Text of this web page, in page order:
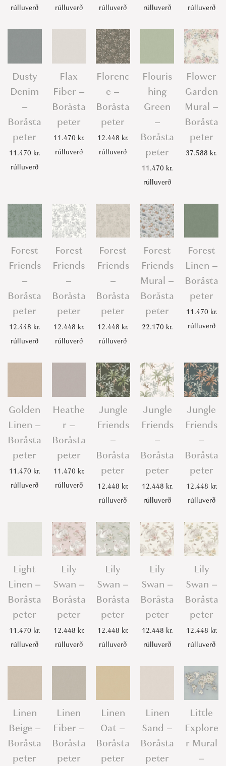
y
rúlluverð rúlluverð rúlluverð rúlluverð rúlluverð
Dusty
Denim
–
Boråsta
peter
11.470 kr.
rúlluverð
Flax
Fiber –
Boråsta
peter
11.470 kr.
rúlluverð
Florenc
e –
Boråsta
peter
12.448 kr.
rúlluverð
Flouris
hing
Green
–
Boråsta
peter
11.470 kr.
rúlluverð
Flower
Garden
Mural –
Boråsta
peter
37.588 kr.
Forest
Friends
–
Boråsta
peter
12.448 kr.
rúlluverð
Forest
Friends
–
Boråsta
peter
12.448 kr.
rúlluverð
Forest
Friends
–
Boråsta
peter
12.448 kr.
rúlluverð
Forest
Friends
Mural –
Boråsta
peter
22.170 kr.
Forest
Linen –
Boråsta
peter
11.470 kr.
rúlluverð
Golden
Linen –
Boråsta
peter
11.470 kr.
rúlluverð
Heathe
r –
Boråsta
peter
11.470 kr.
rúlluverð
Jungle
Friends
–
Boråsta
peter
12.448 kr.
rúlluverð
Jungle
Friends
–
Boråsta
peter
12.448 kr.
rúlluverð
Jungle
Friends
–
Boråsta
peter
12.448 kr.
rúlluverð
Light
Linen –
Boråsta
peter
11.470 kr.
rúlluverð
Lily
Swan –
Boråsta
peter
12.448 kr.
rúlluverð
Lily
Swan –
Boråsta
peter
12.448 kr.
rúlluverð
Lily
Swan –
Boråsta
peter
12.448 kr.
rúlluverð
Lily
Swan –
Boråsta
peter
12.448 kr.
rúlluverð
Linen
Beige –
Boråsta
peter
Linen
Fiber –
Boråsta
peter
Linen
Oat –
Boråsta
peter
Linen
Sand –
Boråsta
peter
Little
Explore
r Mural
–